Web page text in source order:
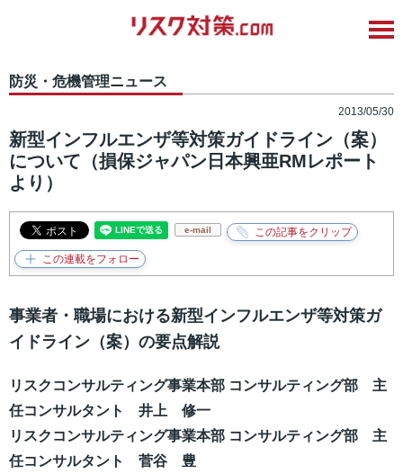
防災・危機管理ニュース
2013/05/30
新型インフルエンザ等対策ガイドライン（案）
について（損保ジャパン日本興亜RMレポート
より）
e-mail
事業者・職場における新型インフルエンザ等対策ガ
イドライン（案）の要点解説
リスクコンサルティング事業本部 コンサルティング部 主
任コンサルタント 井上 修一
リスクコンサルティング事業本部 コンサルティング部 主
任コンサルタント 菅谷 豊